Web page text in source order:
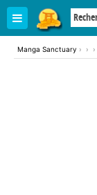
Manga Sanctuary › › ›